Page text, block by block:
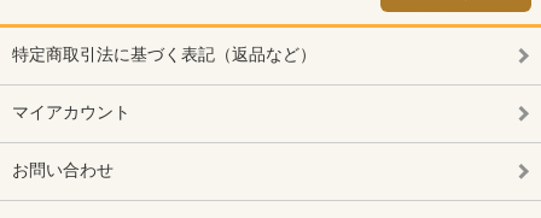
特定商取引法に基づく表記（返品など）
マイアカウント
お問い合わせ